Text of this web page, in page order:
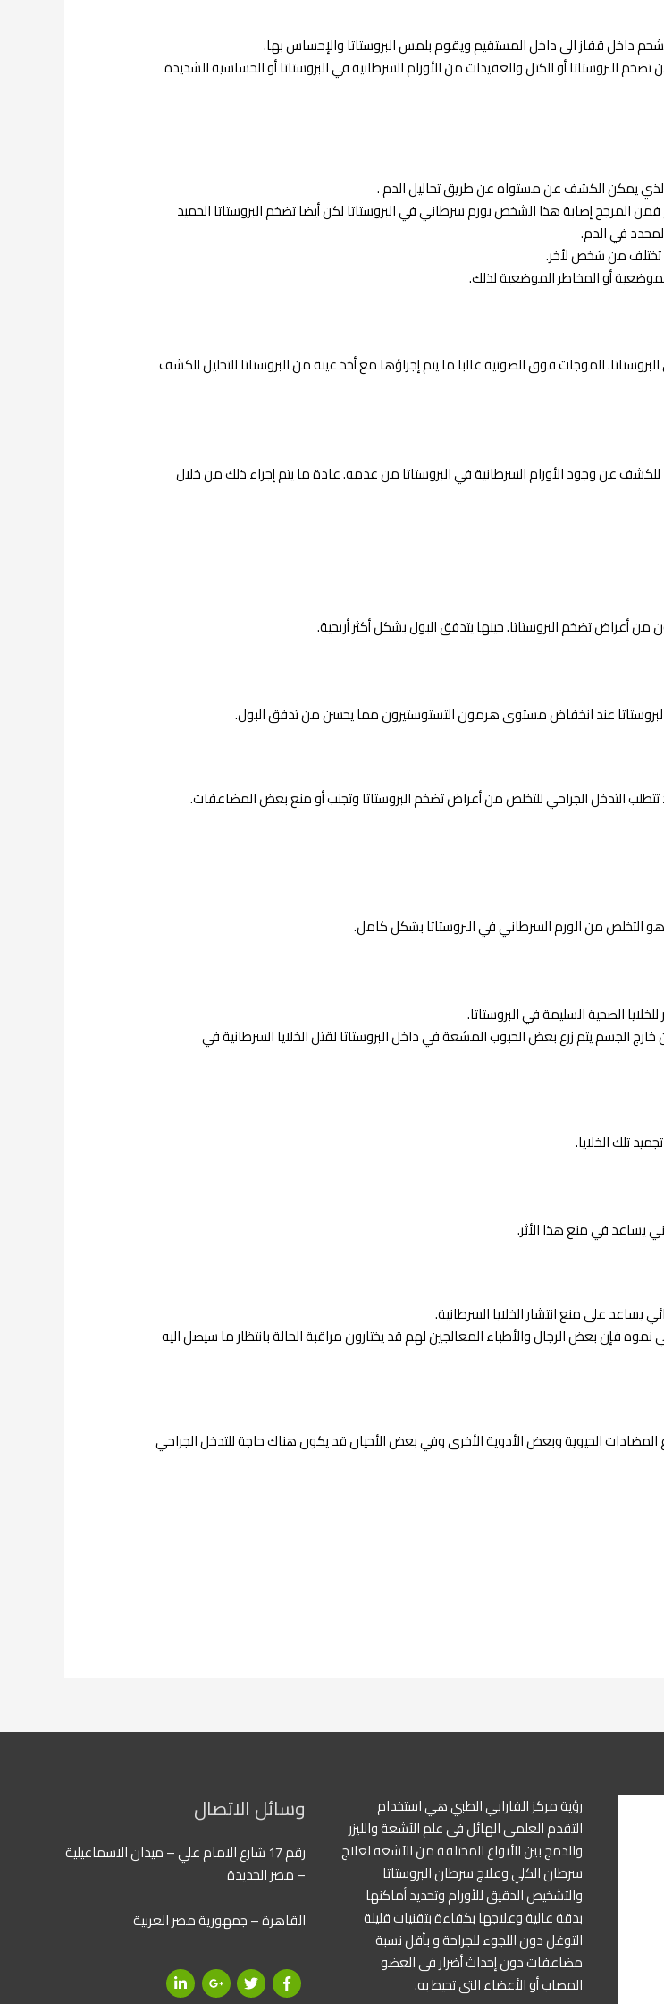
داخل قفاز الى داخل المستقيم ويقوم بلمس البروستاتا والإحساس بها.
أو الكتل والعقيدات من الأورام السرطانية في البروستاتا أو الحساسية الشديدة
يمكن الكشف عن مستواه عن طريق تحاليل الدم .
المرجح إصابة هذا الشخص بورم سرطاني في البروستاتا لكن أيضا تضخم البروستاتا الحميد
في الدم.
تختلف من شخص لأخر.
أو المخاطر الموضعية لذلك.
الموجات فوق الصوتية غالبا ما يتم إجراؤها مع أخذ عينة من البروستاتا للتحليل للكشف
للكشف عن وجود الأورام السرطانية في البروستاتا من عدمه. عادة ما يتم إجراء ذلك من خلال
أعراض تضخم البروستاتا. حينها يتدفق البول بشكل أكثر أريحية.
عند انخفاض مستوى هرمون التستوستيرون مما يحسن من تدفق البول.
تتطلب التدخل الجراحي للتخلص من أعراض تضخم البروستاتا وتجنب أو منع بعض المضاعفات.
التخلص من الورم السرطاني في البروستاتا بشكل كامل.
الصحية السليمة في البروستاتا.
الجسم يتم زرع بعض الحبوب المشعة في داخل البروستاتا لقتل الخلايا السرطانية في
تلك الخلايا.
يساعد في منع هذا الأثر.
على منع انتشار الخلايا السرطانية.
فإن بعض الرجال والأطباء المعالجين لهم قد يختارون مراقبة الحالة بانتظار ما سيصل اليه
الحيوية وبعض الأدوية الأخرى وفي بعض الأحيان قد يكون هناك حاجة للتدخل الجراحي
رؤية مركز الفارابي الطبي هي استخدام
التقدم العلمى الهائل فى علم الآشعة والليزر
والدمج بين الأنواع المختلفة من الآشعه لعلاج
سرطان الكلي وعلاج سرطان البروستاتا
والتشخيص الدقيق للأورام وتحديد أماكنها
بدقة عالية وعلاجها بكفاءة بتقنيات قليلة
التوغل دون اللجوء للجراحة و بأقل نسبة
مضاعفات دون إحداث أضرار فى العضو
المصاب أو الأعضاء التى تحيط به.
وسائل الاتصال
رقم 17 شارع الامام علي – ميدان الاسماعيلية
– مصر الجديدة
القاهرة – جمهورية مصر العربية